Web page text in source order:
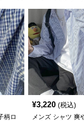
柄ロ
¥3,220 (税込)
メンズ シャツ 爽